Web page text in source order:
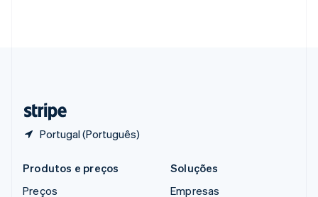
Portugal (Português)
Produtos e preços
Preços
Soluções
Empresas